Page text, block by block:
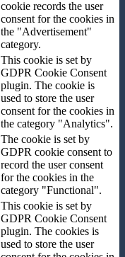
cookie records the user
consent for the cookies in
the "Advertisement"
category.
This cookie is set by
GDPR Cookie Consent
plugin. The cookie is
used to store the user
consent for the cookies in
the category "Analytics".
The cookie is set by
GDPR cookie consent to
record the user consent
for the cookies in the
category "Functional".
This cookie is set by
GDPR Cookie Consent
plugin. The cookies is
used to store the user